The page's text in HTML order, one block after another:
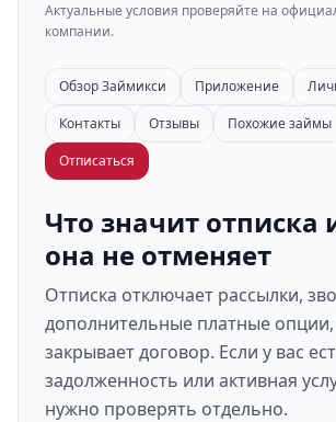
Актуальные условия проверяйте на
компании.
Обзор Займикси Приложение
Контакты
Отзывы
Похожие займы
Отписаться
Что значит отписка
она не отменяет
Отписка отключает рассылки,
дополнительные платные
закрывает договор. Если у вас
задолженность или активная
нужно проверять отдельно.